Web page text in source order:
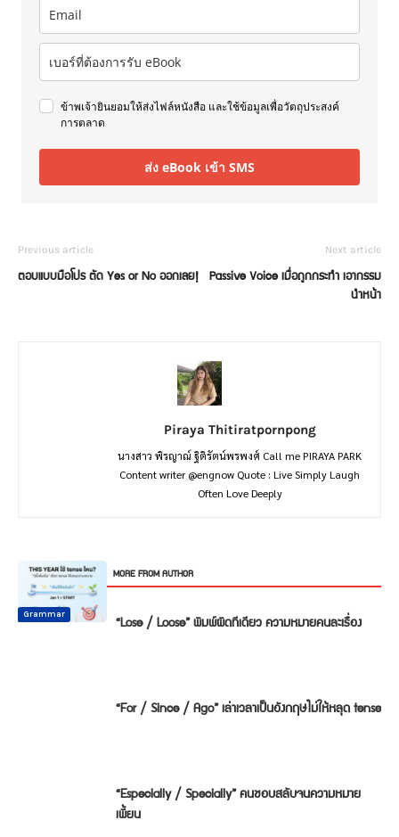
ข้าพเจ้ายินยอมให้ส่งไฟล์หนังสือ และใช้ข้อมูลเพื่อวัตถุประสงค์
การตลาด
ส่ง eBook เข้า SMS
Previous article
ตอบแบบมือโปร ตัด Yes or No ออกเลย!
Next article
Passive Voice เมื่อถูกกระทำ เอากรรม
นำหน้า
Piraya Thitiratpornpong
นางสาว พิรญาณ์ ฐิติรัตน์พรพงศ์ Call me PIRAYA PARK
Content writer @engnow Quote : Live Simply Laugh
Often Love Deeply
RELATED ARTICLES MORE FROM AUTHOR
Common
Mistake
“Lose / Loose” พิมพ์ผิดทีเดียว ความหมายคนละเรื่อง
Common
Mistake
“For / Since / Ago” เล่าเวลาเป็นอังกฤษไม่ให้หลุด tense
Common
Mistake
“Especially / Specially” คนชอบสลับจนความหมาย
เพี้ยน
Conversation
Grammar
Grammar